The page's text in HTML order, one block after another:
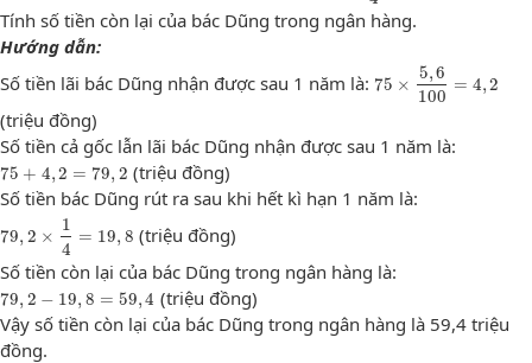
Tính số tiền còn lại của bác Dũng trong ngân hàng.
Hướng dẫn:
Số tiền lãi bác Dũng nhận được sau 1 năm là: 75 ×
5,6
100
= 4,2
75 ,6100
(triệu đồng)
Số tiền cả gốc lẫn lãi bác Dũng nhận được sau 1 năm là:
75 + 4,2 = 79, 2
75 ,2 = 79,2
(triệu đồng)
Số tiền bác Dũng rút ra sau khi hết kì hạn 1 năm là:
79, 2 ×
1
4
= 19, 8
79 2 4= 19, 8
(triệu đồng)
Số tiền còn lại của bác Dũng trong ngân hàng là:
79, 2 − 19, 8 = 59,4
79 2−19,8 =59,4
(triệu đồng)
Vậy số tiền còn lại của bác Dũng trong ngân hàng là 59,4 triệu
đồng.